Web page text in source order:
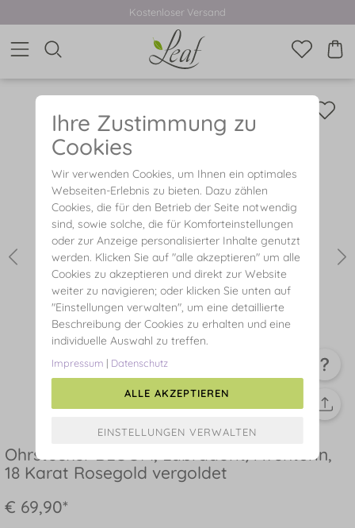
Kostenloser Versand
Ohrstecker BLOOM, Labradorit/Aventurin,
18 Karat Rosegold vergoldet
€ 69,90*
Ihre Zustimmung zu
Cookies
Wir verwenden Cookies, um Ihnen ein optimales
Webseiten-Erlebnis zu bieten. Dazu zählen
Cookies, die für den Betrieb der Seite notwendig
sind, sowie solche, die für Komforteinstellungen
oder zur Anzeige personalisierter Inhalte genutzt
werden. Klicken Sie auf "alle akzeptieren" um alle
Cookies zu akzeptieren und direkt zur Website
weiter zu navigieren; oder klicken Sie unten auf
"Einstellungen verwalten", um eine detaillierte
Beschreibung der Cookies zu erhalten und eine
individuelle Auswahl zu treffen.
Impressum | Datenschutz
ALLE AKZEPTIEREN